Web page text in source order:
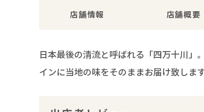
店舗情報 店舗概要
日本最後の清流と呼ばれる「四万十川」
インに当地の味をそのままお届け致します